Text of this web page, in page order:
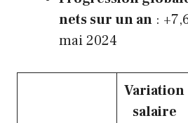
nets sur un an :
mai 2024
Variation
salaire